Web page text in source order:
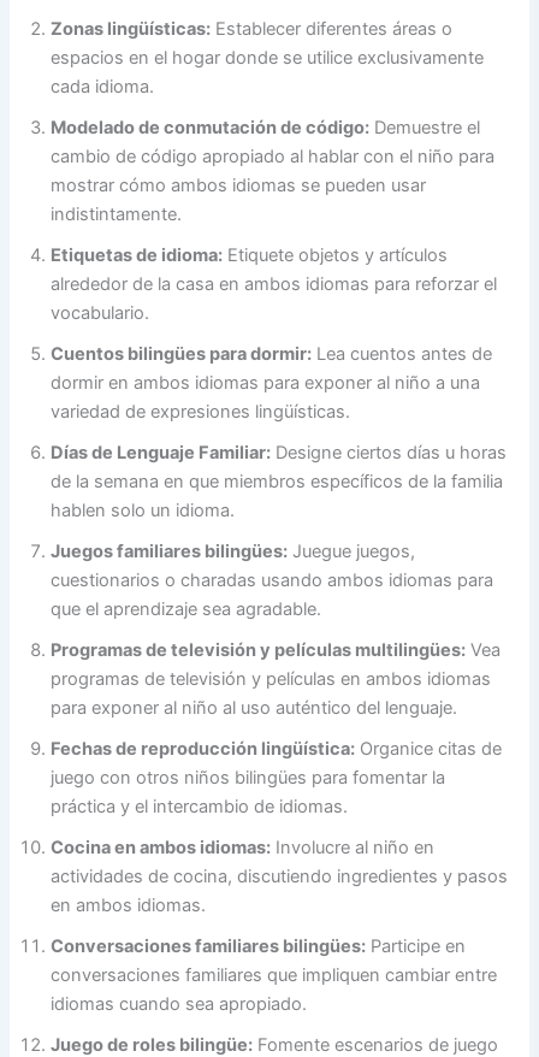
Zonas lingüísticas: Establecer diferentes áreas o
espacios en el hogar donde se utilice exclusivamente
cada idioma.
Modelado de conmutación de código: Demuestre el
cambio de código apropiado al hablar con el niño para
mostrar cómo ambos idiomas se pueden usar
indistintamente.
Etiquetas de idioma: Etiquete objetos y artículos
alrededor de la casa en ambos idiomas para reforzar el
vocabulario.
Cuentos bilingües para dormir: Lea cuentos antes de
dormir en ambos idiomas para exponer al niño a una
variedad de expresiones lingüísticas.
Días de Lenguaje Familiar: Designe ciertos días u horas
de la semana en que miembros específicos de la familia
hablen solo un idioma.
Juegos familiares bilingües: Juegue juegos,
cuestionarios o charadas usando ambos idiomas para
que el aprendizaje sea agradable.
Programas de televisión y películas multilingües: Vea
programas de televisión y películas en ambos idiomas
para exponer al niño al uso auténtico del lenguaje.
Fechas de reproducción lingüística: Organice citas de
juego con otros niños bilingües para fomentar la
práctica y el intercambio de idiomas.
Cocina en ambos idiomas: Involucre al niño en
actividades de cocina, discutiendo ingredientes y pasos
en ambos idiomas.
Conversaciones familiares bilingües: Participe en
conversaciones familiares que impliquen cambiar entre
idiomas cuando sea apropiado.
Juego de roles bilingüe: Fomente escenarios de juego